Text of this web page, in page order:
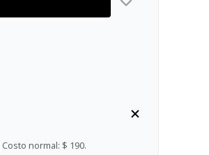
Costo normal: $ 190.